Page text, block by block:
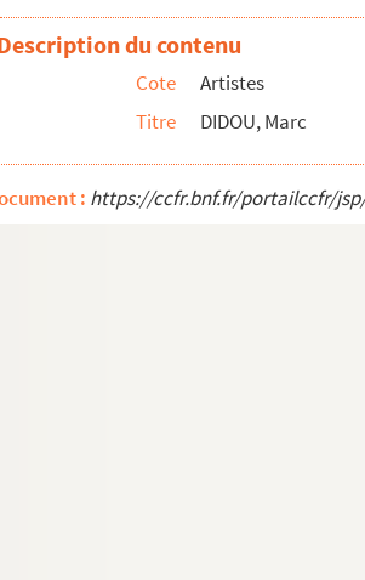
du contenu
Cote
Artistes
Titre
DIDOU, Marc
: https://ccfr.bnf.fr/portailccfr/jsp/